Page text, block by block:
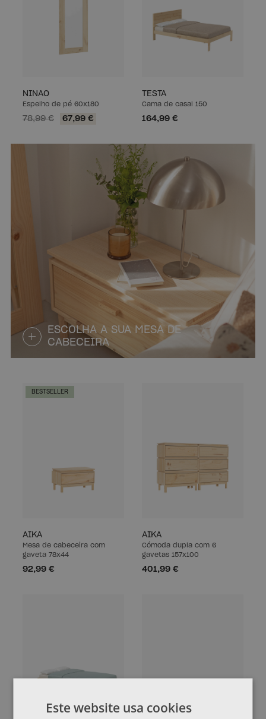
NINAO
Espelho de pé 60x180
78,99 € 67,99 €
TESTA
Cama de casal 150
164,99 €
ESCOLHA A SUA MESA DE
CABECEIRA
BESTSELLER
AIKA
Mesa de cabeceira com
gaveta 78x44
92,99 €
AIKA
Cómoda dupla com 6
gavetas 157x100
401,99 €
Este website usa cookies